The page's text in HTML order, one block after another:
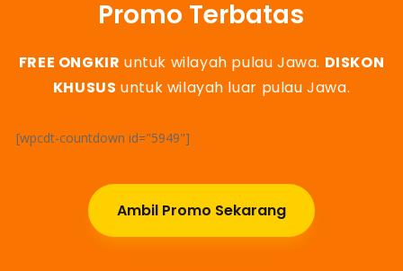
Promo Terbatas
FREE ONGKIR untuk wilayah pulau Jawa. DISKON
KHUSUS untuk wilayah luar pulau Jawa.
[wpcdt-countdown id="5949"]
Ambil Promo Sekarang